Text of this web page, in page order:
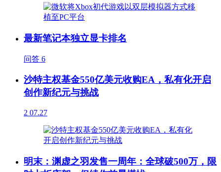
最新笔记本独立显卡排名
问答 6
沙特主权基金550亿美元收购EA，私有化开启
创作新纪元与挑战
2 07.27
明末：渊虚之羽发售一周年：全球破500万，限